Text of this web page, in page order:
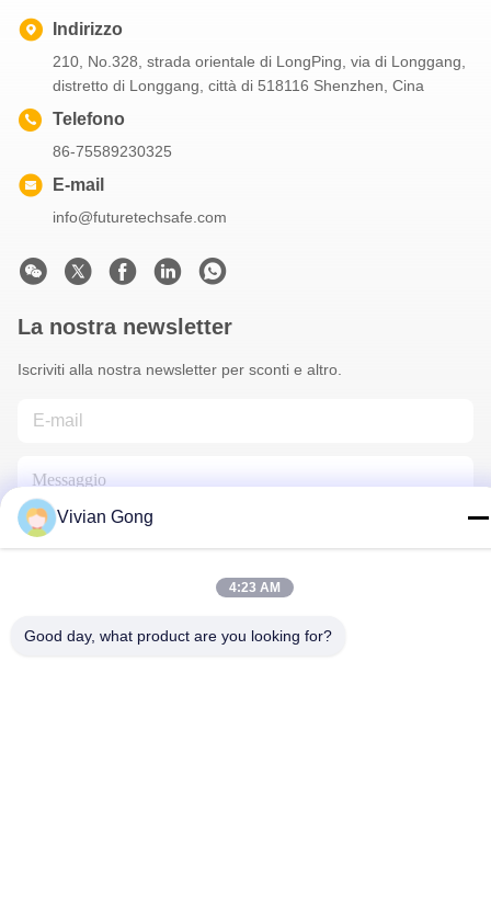
Indirizzo
210, No.328, strada orientale di LongPing, via di Longgang,
distretto di Longgang, città di 518116 Shenzhen, Cina
Telefono
86-75589230325
E-mail
info@futuretechsafe.com
La nostra newsletter
Iscriviti alla nostra newsletter per sconti e altro.
Vivian Gong
4:23 AM
Good day, what product are you looking for?